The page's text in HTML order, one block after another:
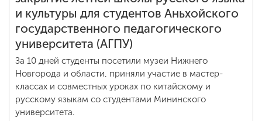
и культуры для студентов Аньхойского
государственного педагогического
университета (АГПУ)
За 10 дней студенты посетили музеи Нижнего
Новгорода и области, приняли участие в мастер-
классах и совместных уроках по китайскому и
русскому языкам со студентами Мининского
университета.